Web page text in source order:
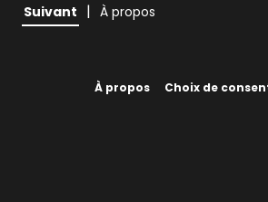
Suivant | À propos
À propos Choix de